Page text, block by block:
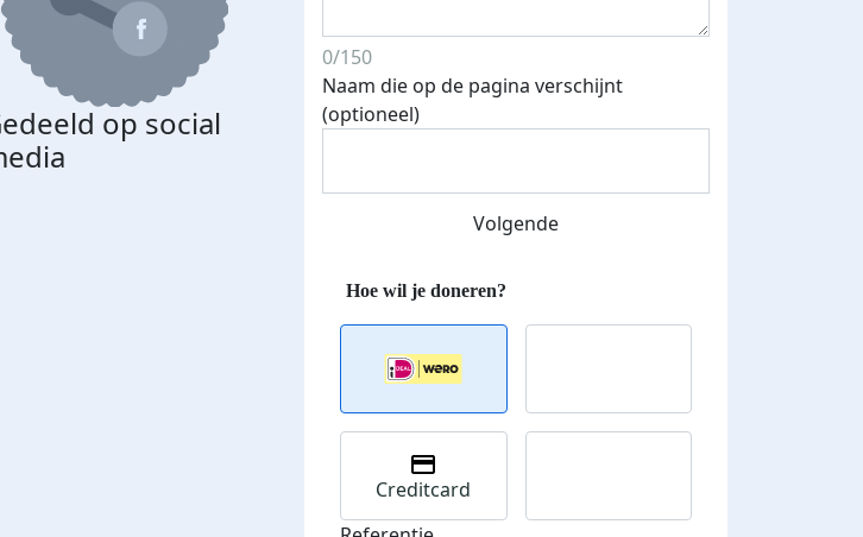
op social
0/150
Naam die op de pagina verschijnt
(optioneel)
Volgende
Creditcard